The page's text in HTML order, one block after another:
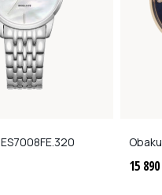
ES7008FE.320 Obaku
15 890